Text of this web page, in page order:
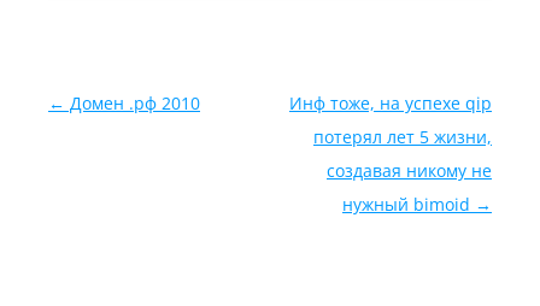
Навигация по записям
← Домен .рф 2010
Инф тоже, на успехе qip
потерял лет 5 жизни,
создавая никому не
нужный bimoid →